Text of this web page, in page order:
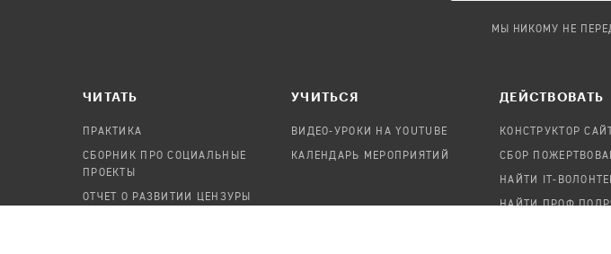
МЫ НИКОМУ НЕ
ЧИТАТЬ
ПРАКТИКА
СБОРНИК ПРО СОЦИАЛЬНЫЕ
ПРОЕКТЫ
ОТЧЕТ О РАЗВИТИИ ЦЕНЗУРЫ
УЧИТЬСЯ
ВИДЕО-УРОКИ НА YOUTUBE
КАЛЕНДАРЬ МЕРОПРИЯТИЙ
ДЕЙСТВОВАТЬ
КОНСТРУКТОР
СБОР
НАЙТИ IT-
НАЙТИ